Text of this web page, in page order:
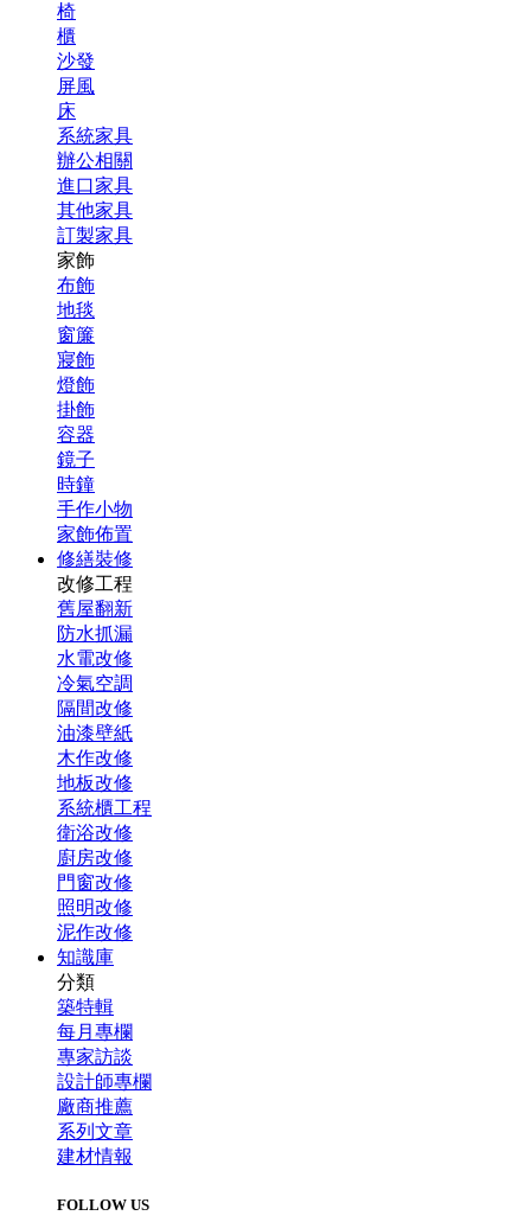
椅
櫃
沙發
屏風
床
系統家具
辦公相關
進口家具
其他家具
訂製家具
家飾
布飾
地毯
窗簾
寢飾
燈飾
掛飾
容器
鏡子
時鐘
手作小物
家飾佈置
修繕裝修
改修工程
舊屋翻新
防水抓漏
水電改修
冷氣空調
隔間改修
油漆壁紙
木作改修
地板改修
系統櫃工程
衛浴改修
廚房改修
門窗改修
照明改修
泥作改修
知識庫
分類
築特輯
每月專欄
專家訪談
設計師專欄
廠商推薦
系列文章
建材情報
FOLLOW US